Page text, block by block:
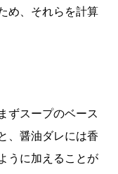
め、それらを計算
ずスープのベース
、醤油ダレには香
うに加えることが